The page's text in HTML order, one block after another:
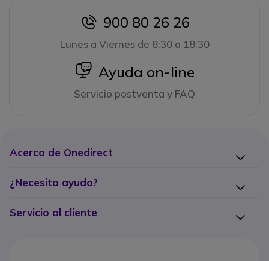
icon
900 80 26 26
Lunes a Viernes de 8:30 a 18:30
icon
Ayuda on-line
Servicio postventa y FAQ
Acerca de Onedirect
¿Necesita ayuda?
Servicio al cliente